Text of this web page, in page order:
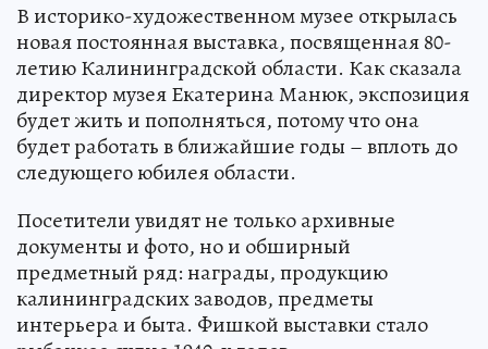
В историко-художественном музее открылась
новая постоянная выставка, посвященная 80-
летию Калининградской области. Как сказала
директор музея Екатерина Манюк, экспозиция
будет жить и пополняться, потому что она
будет работать в ближайшие годы – вплоть до
следующего юбилея области.
Посетители увидят не только архивные
документы и фото, но и обширный
предметный ряд: награды, продукцию
калининградских заводов, предметы
интерьера и быта. Фишкой выставки стало